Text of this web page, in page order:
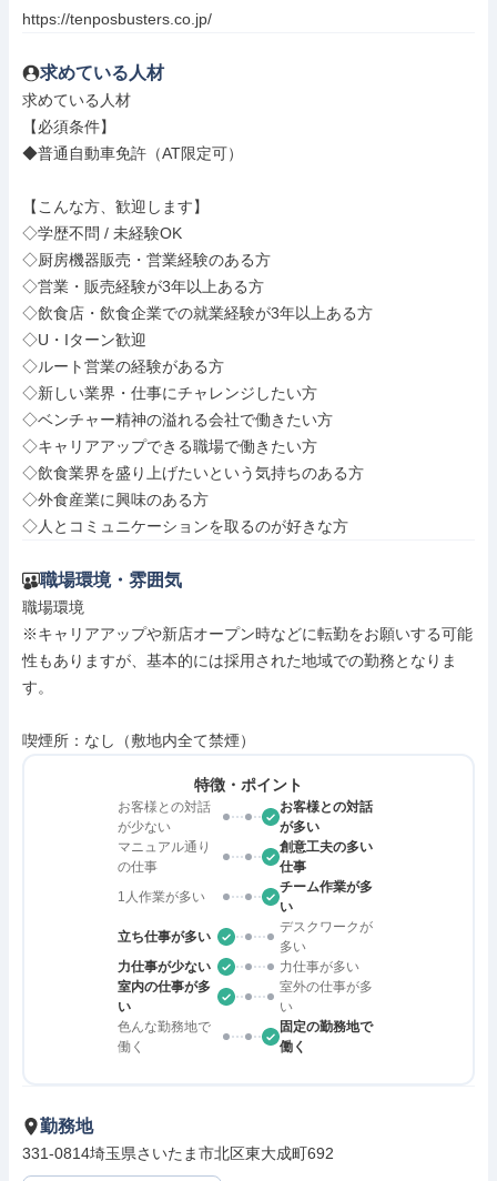
https://tenposbusters.co.jp/
求めている人材
求めている人材
【必須条件】
◆普通自動車免許（AT限定可）
【こんな方、歓迎します】
◇学歴不問 / 未経験OK
◇厨房機器販売・営業経験のある方
◇営業・販売経験が3年以上ある方
◇飲食店・飲食企業での就業経験が3年以上ある方
◇U・Iターン歓迎
◇ルート営業の経験がある方
◇新しい業界・仕事にチャレンジしたい方
◇ベンチャー精神の溢れる会社で働きたい方
◇キャリアアップできる職場で働きたい方
◇飲食業界を盛り上げたいという気持ちのある方
◇外食産業に興味のある方
◇人とコミュニケーションを取るのが好きな方
職場環境・雰囲気
職場環境
※キャリアアップや新店オープン時などに転勤をお願いする可能
性もありますが、基本的には採用された地域での勤務となりま
す。
喫煙所：なし（敷地内全て禁煙）
特徴・ポイント
お客様との対話
が少ない
お客様との対話
が多い
マニュアル通り
の仕事
創意工夫の多い
仕事
1人作業が多い
チーム作業が多
い
立ち仕事が多い
デスクワークが
多い
力仕事が少ない
力仕事が多い
室内の仕事が多
い
室外の仕事が多
い
色んな勤務地で
働く
固定の勤務地で
働く
勤務地
331-0814埼玉県さいたま市北区東大成町692